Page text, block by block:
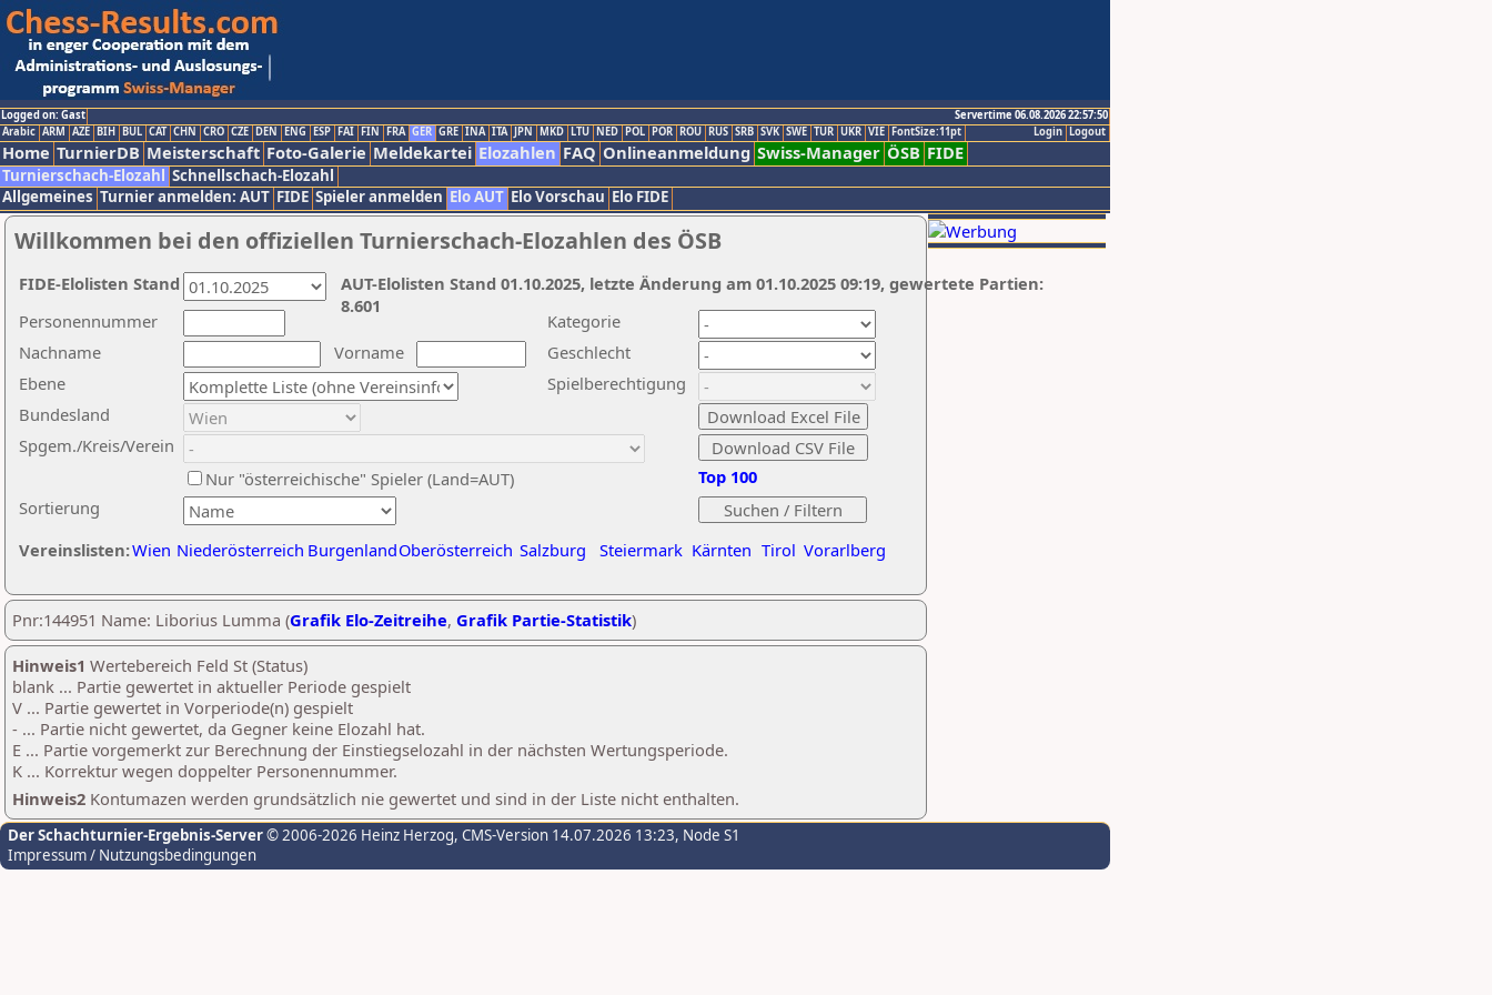
Logged on: Gast
Servertime 06.08.2026 22:57:50
Logout
Login
Arabic ARM AZE BIH BUL CAT CHN CRO CZE DEN ENG ESP FAI FIN FRA GER GRE INA ITA JPN MKD LTU NED POL POR ROU RUS SRB SVK SWE TUR UKR VIE FontSize:11pt
Home TurnierDB Meisterschaft Foto-Galerie Meldekartei Elozahlen FAQ Onlineanmeldung Swiss-Manager ÖSB FIDE
Turnierschach-Elozahl Schnellschach-Elozahl
Allgemeines Turnier anmelden: AUT FIDE Spieler anmelden Elo AUT Elo Vorschau Elo FIDE
Willkommen bei den offiziellen Turnierschach-Elozahlen des ÖSB
Nachname
Vorname
Ebene
Kategorie
Sortierung
Personennummer
Bundesland
Spgem./Kreis/Verein
Geschlecht
Nur "österreichische" Spieler (Land=AUT)
Spielberechtigung
Vereinslisten:Wien Niederösterreich BurgenlandOberösterreich Salzburg Steiermark Kärnten Tirol Vorarlberg
Top 100
AUT-Elolisten Stand 01.10.2025, letzte Änderung am 01.10.2025 09:19, gewertete Partien:
8.601
FIDE-Elolisten Stand
Pnr:144951 Name: Liborius Lumma (Grafik Elo-Zeitreihe, Grafik Partie-Statistik)
Hinweis1 Wertebereich Feld St (Status)
blank ... Partie gewertet in aktueller Periode gespielt
V ... Partie gewertet in Vorperiode(n) gespielt
- ... Partie nicht gewertet, da Gegner keine Elozahl hat.
E ... Partie vorgemerkt zur Berechnung der Einstiegselozahl in der nächsten Wertungsperiode.
K ... Korrektur wegen doppelter Personennummer.
Hinweis2 Kontumazen werden grundsätzlich nie gewertet und sind in der Liste nicht enthalten.
Der Schachturnier-Ergebnis-Server© 2006-2026 Heinz Herzog, CMS-Version 14.07.2026 13:23, Node S1
Impressum / Nutzungsbedingungen